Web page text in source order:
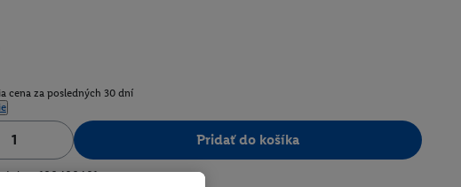
cena za posledných 30 dní
Pridať do košíka
100400401